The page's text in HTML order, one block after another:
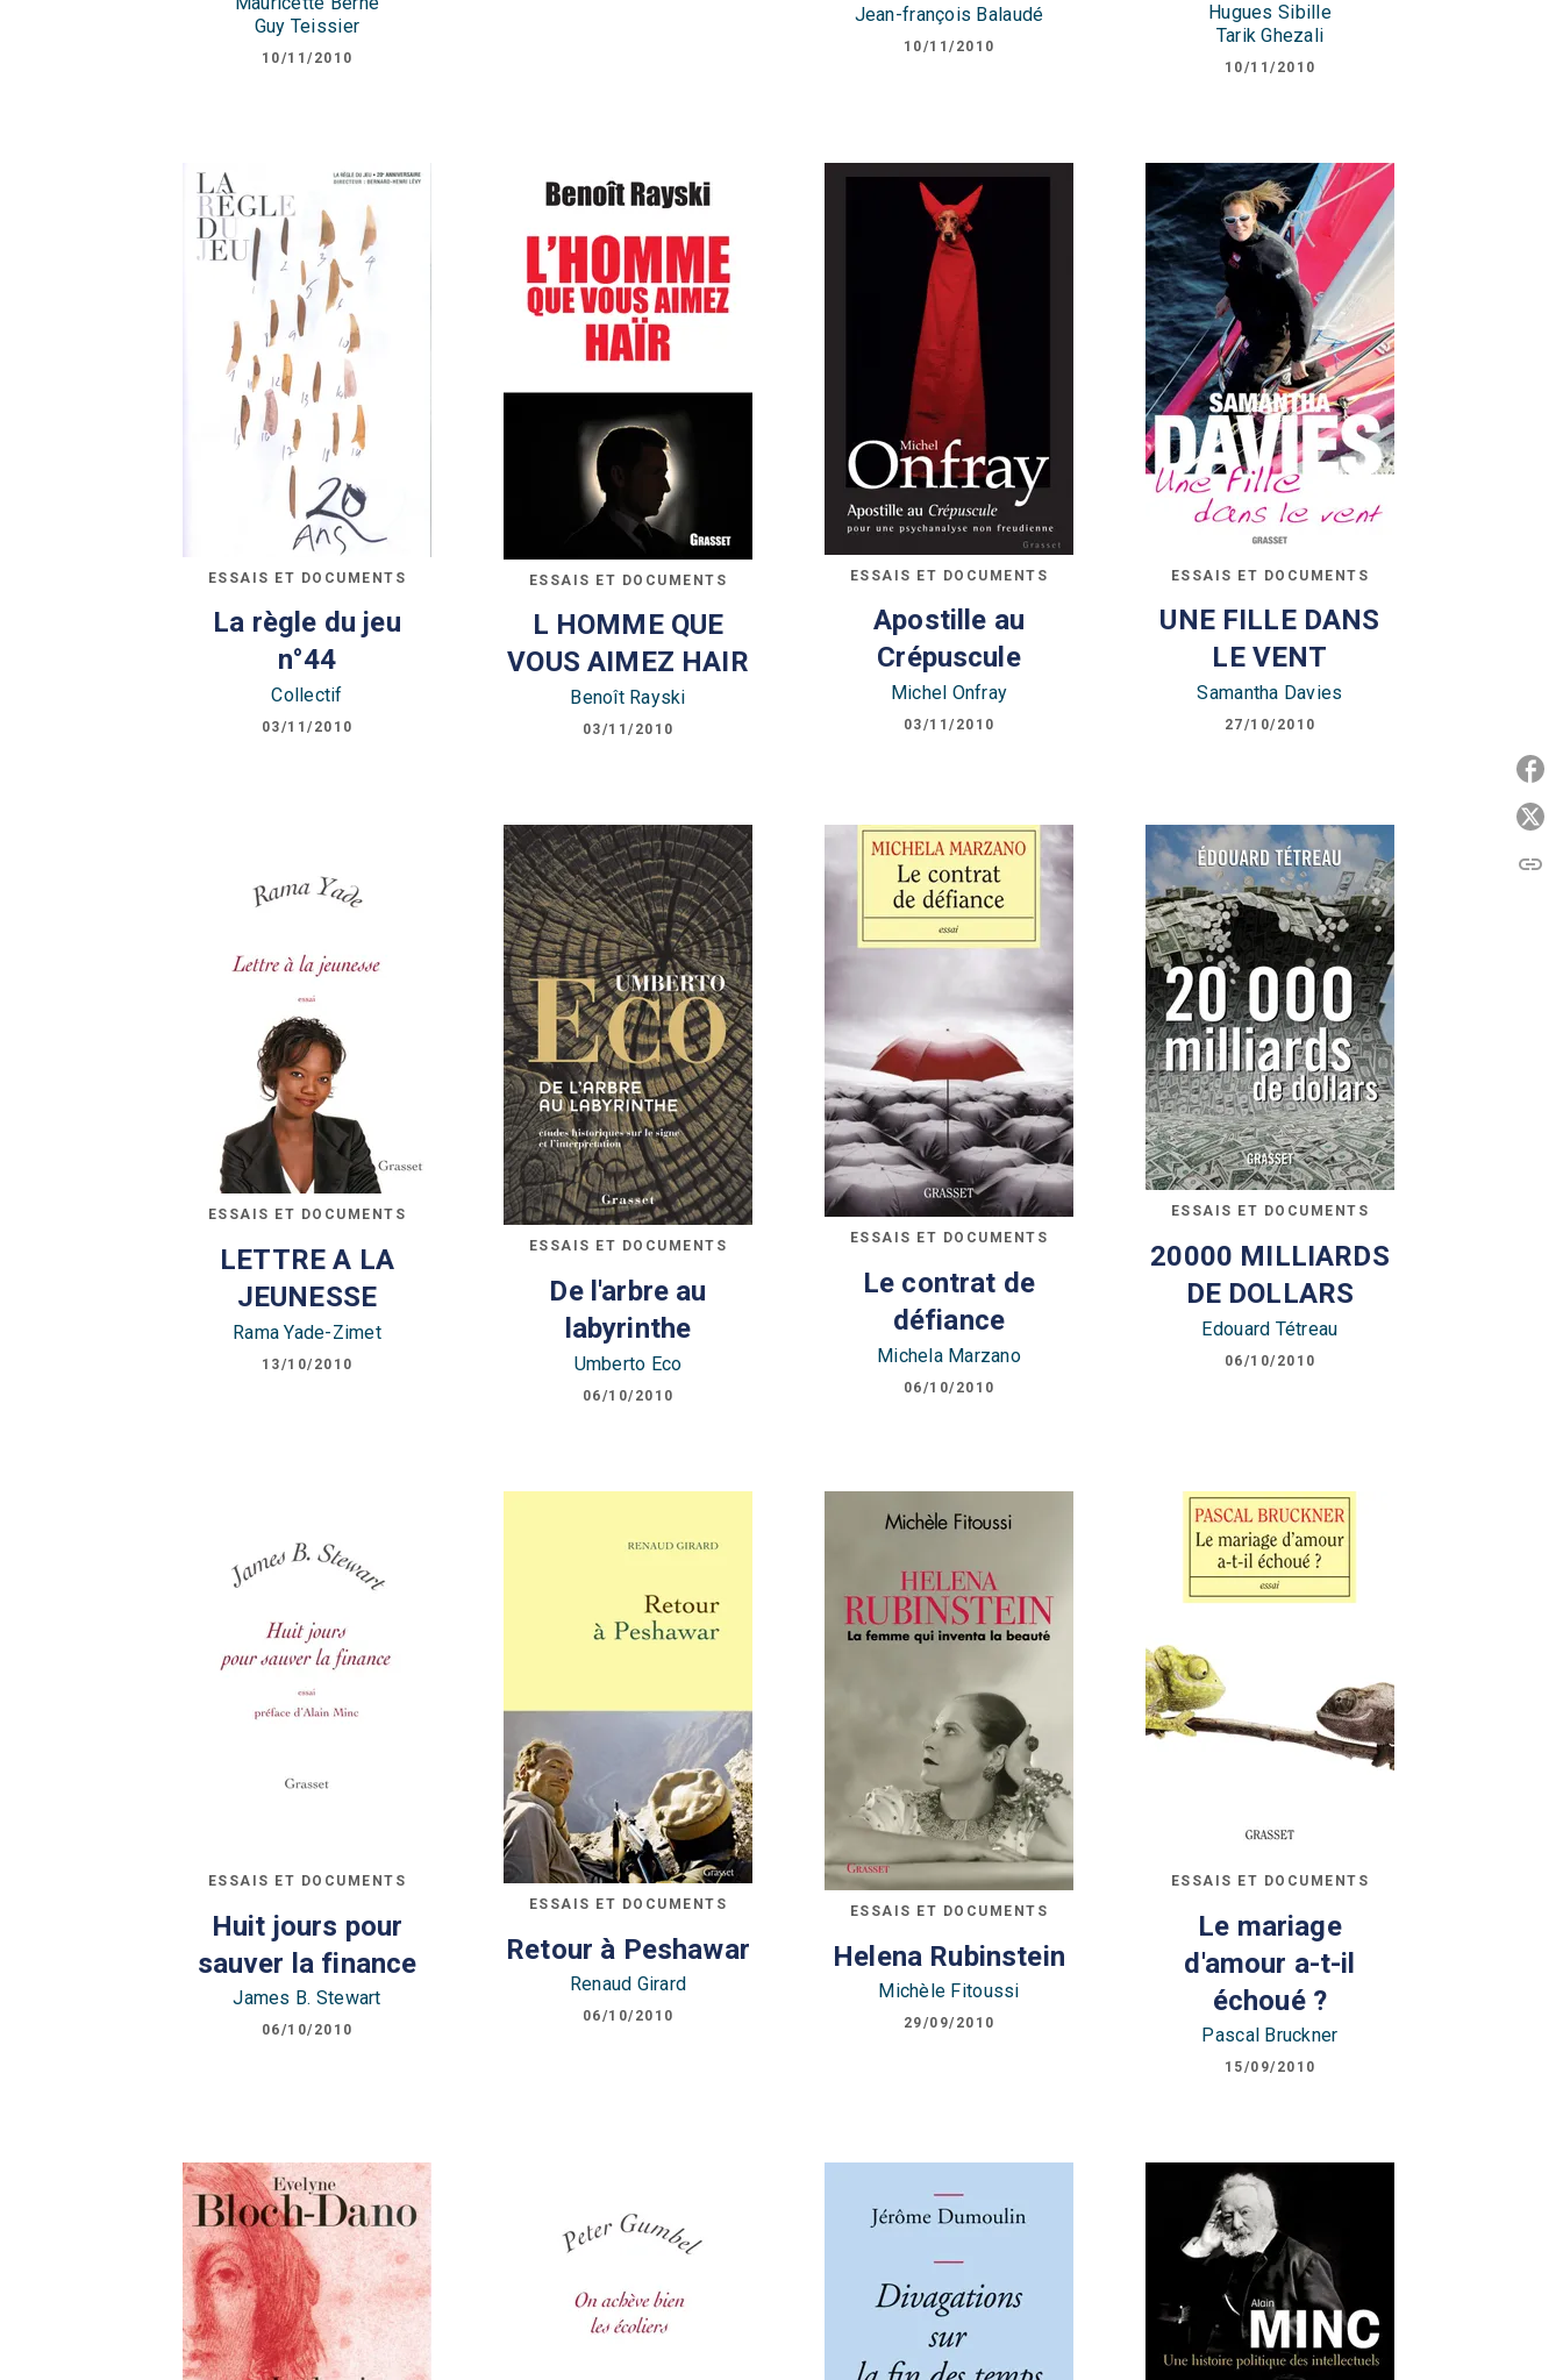
Guy Teissier
10/11/2010
Jean-françois Balaudé
10/11/2010
Hugues Sibille
Tarik Ghezali
10/11/2010
ESSAIS ET DOCUMENTS
La règle du jeu
n°44
Collectif
03/11/2010
ESSAIS ET DOCUMENTS
L HOMME QUE
VOUS AIMEZ HAIR
Benoît Rayski
03/11/2010
ESSAIS ET DOCUMENTS
Apostille au
Crépuscule
Michel Onfray
03/11/2010
ESSAIS ET DOCUMENTS
UNE FILLE DANS
LE VENT
Samantha Davies
27/10/2010
ESSAIS ET DOCUMENTS
LETTRE A LA
JEUNESSE
Rama Yade-Zimet
13/10/2010
ESSAIS ET DOCUMENTS
De l'arbre au
labyrinthe
Umberto Eco
06/10/2010
ESSAIS ET DOCUMENTS
Le contrat de
défiance
Michela Marzano
06/10/2010
ESSAIS ET DOCUMENTS
20000 MILLIARDS
DE DOLLARS
Edouard Tétreau
06/10/2010
ESSAIS ET DOCUMENTS
Huit jours pour
sauver la finance
James B. Stewart
06/10/2010
ESSAIS ET DOCUMENTS
Retour à Peshawar
Renaud Girard
06/10/2010
ESSAIS ET DOCUMENTS
Helena Rubinstein
Michèle Fitoussi
29/09/2010
ESSAIS ET DOCUMENTS
Le mariage
d'amour a-t-il
échoué ?
Pascal Bruckner
15/09/2010
link